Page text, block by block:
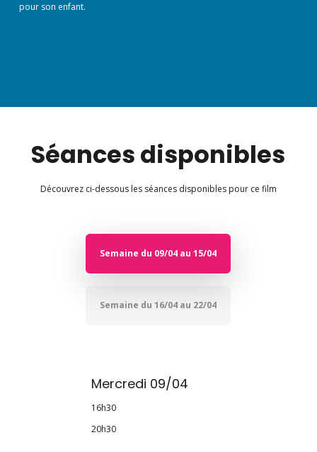
pour son enfant.
Séances disponibles
Découvrez ci-dessous les séances disponibles pour ce film
Semaine du 09/04 au 15/04
Semaine du 16/04 au 22/04
Mercredi 09/04
16h30
20h30